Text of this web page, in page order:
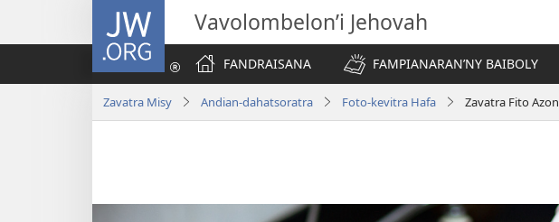
JW.ORG Vavolombelon’i Jehovah
FANDRAISANA
FAMPIANARAN’NY BAIBOLY
Zavatra Misy Andian-dahatsoratra Foto-kevitra Hafa Zavatra Fito